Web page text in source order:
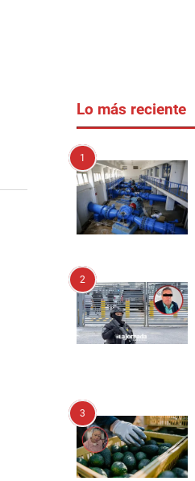
Lo más reciente
1
2
3